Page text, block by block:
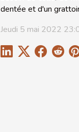
dentée et d'un
Jeudi 5 mai 2022